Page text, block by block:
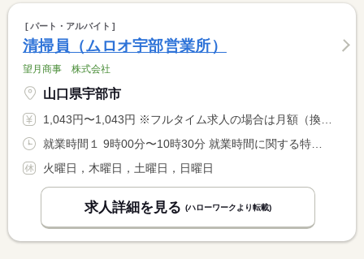
パート・アルバイト
清掃員（ムロオ宇部営業所）
望月商事 株式会社
山口県宇部市
1,043円〜1,043円 ※フルタイム求人の場合は月額（換算額）、パート求人の場合は時間額を表示しています。
火曜日，木曜日，土曜日，日曜日
求人詳細を見る (ハローワークより転載)